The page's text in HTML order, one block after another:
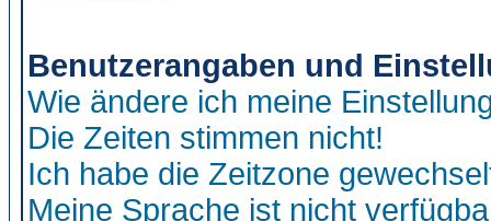
Benutzerangaben und
Wie ändere ich meine
Die Zeiten stimmen nicht!
Ich habe die Zeitzone
Meine Sprache ist nicht